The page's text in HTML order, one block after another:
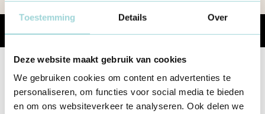
Toestemming Details Over
Deze website maakt gebruik van cookies
We gebruiken cookies om content en advertenties te
personaliseren, om functies voor social media te bieden
en om ons websiteverkeer te analyseren. Ook delen we
Lees ook